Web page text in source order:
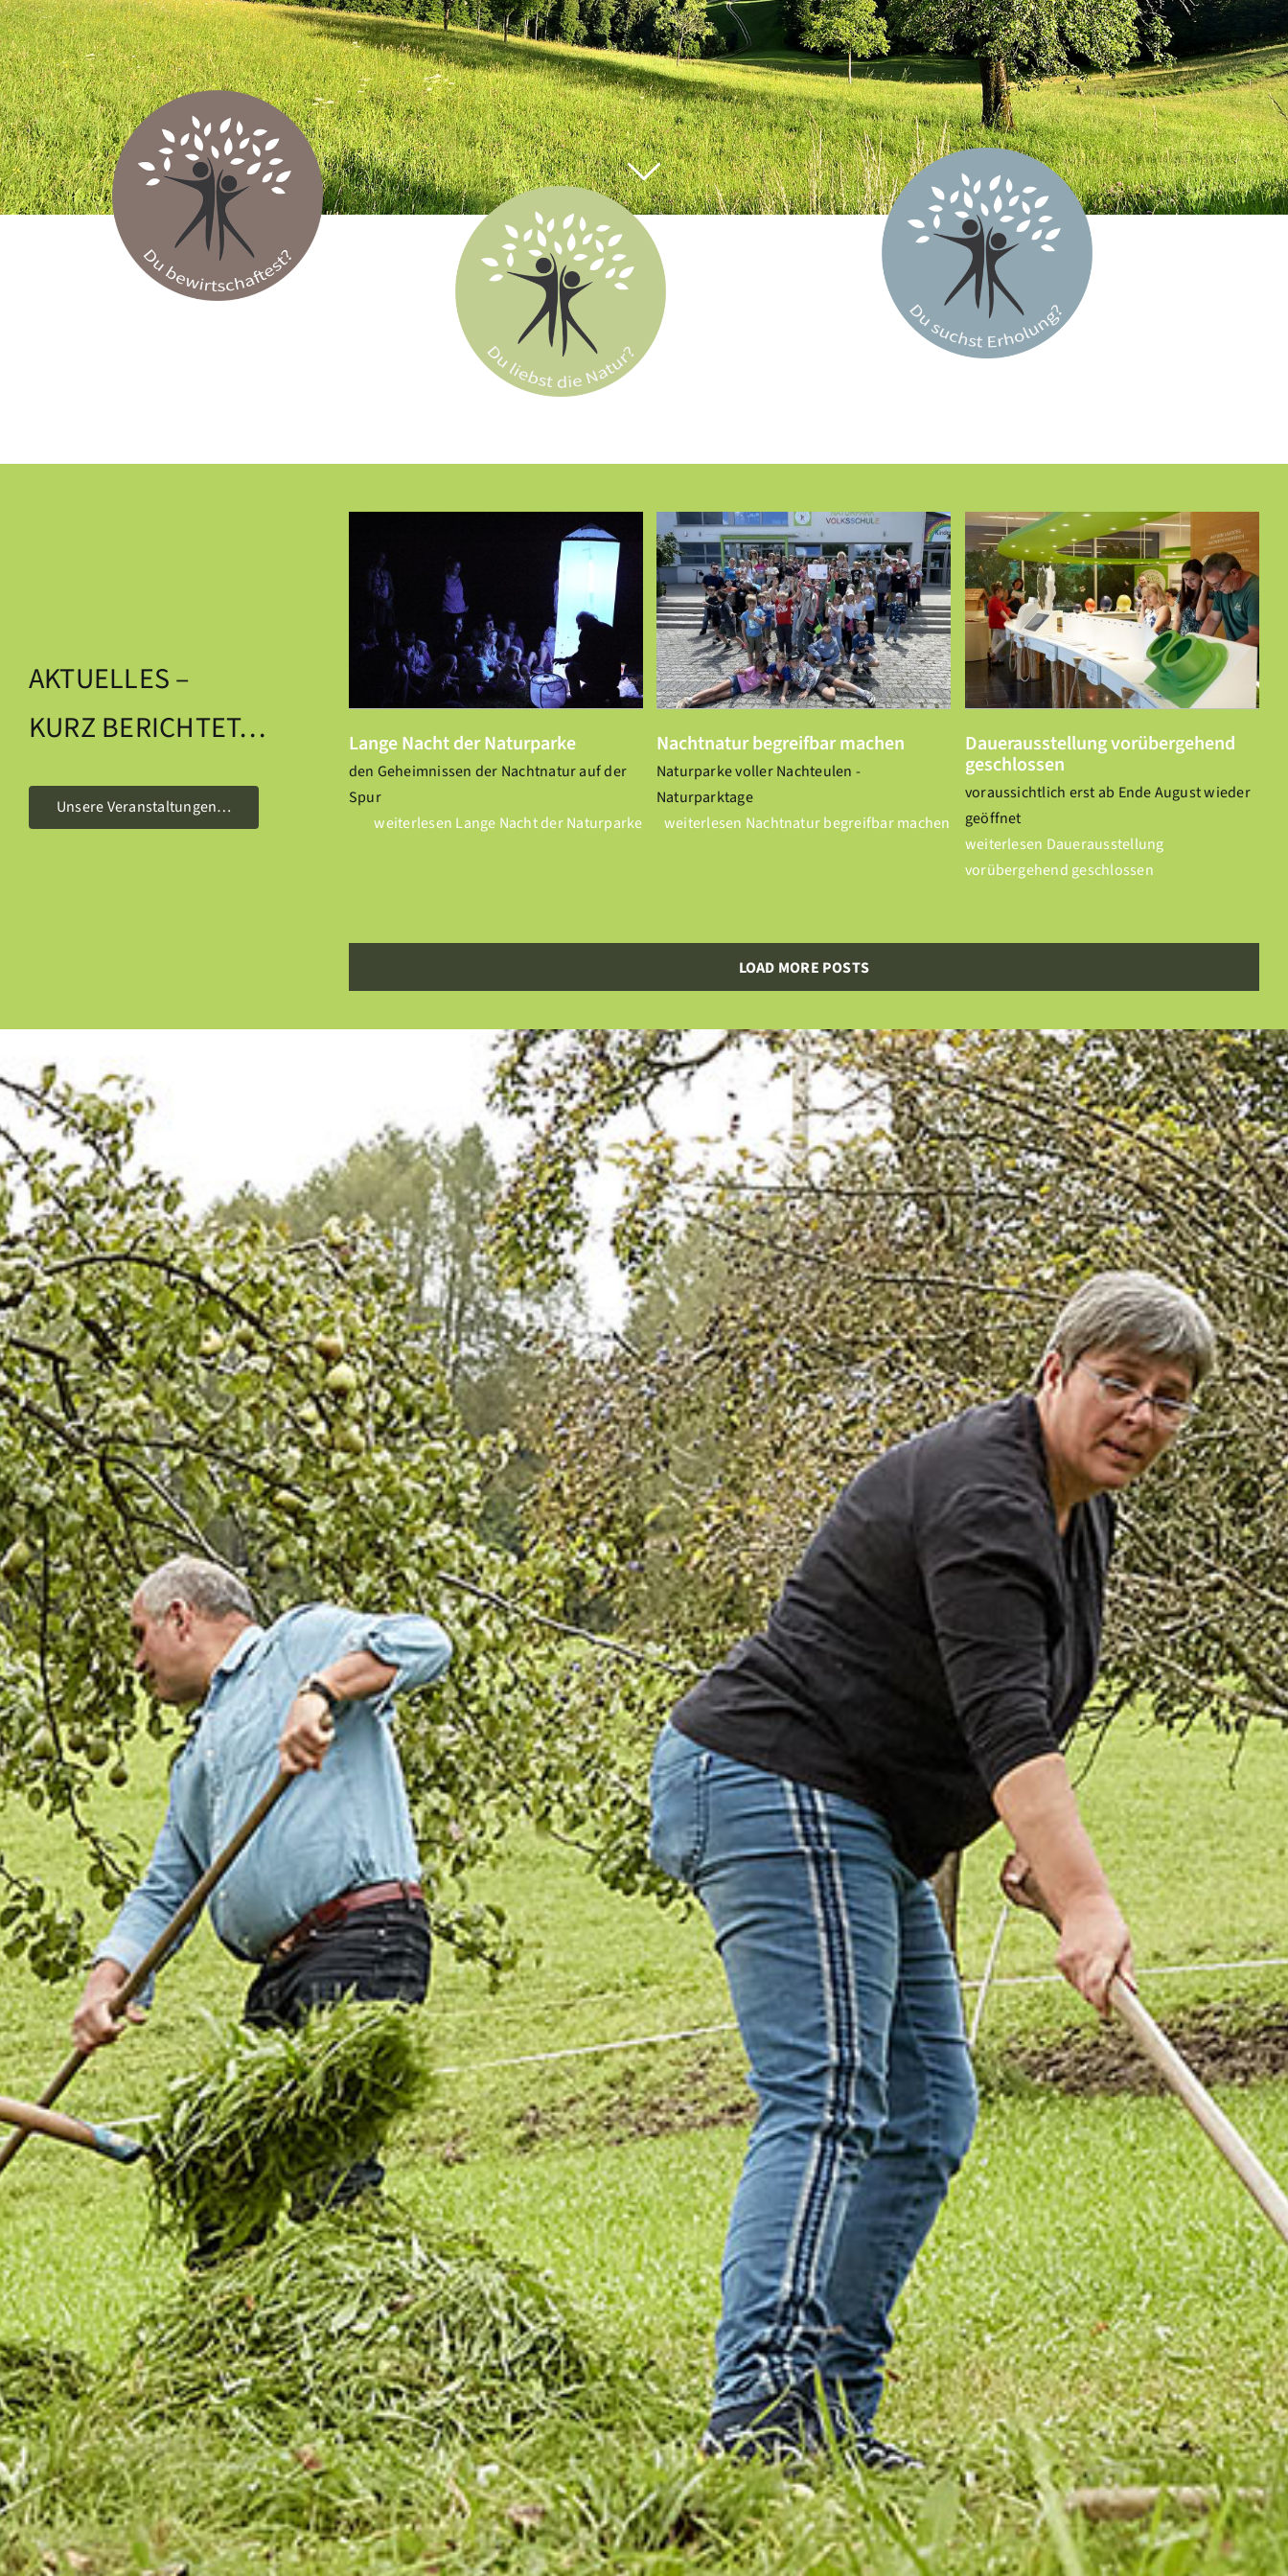
AKTUELLES –
KURZ BERICHTET…
Unsere Veranstaltungen…
Lange Nacht der Naturparke
den Geheimnissen der Nachtnatur auf der
Spur
weiterlesen Lange Nacht der Naturparke
Nachtnatur begreifbar machen
Aktuelles
Nachtnatur begreifbar machen
Naturparke voller Nachteulen -
Naturparktage
weiterlesen Nachtnatur begreifbar machen
Dauerausstellung vorübergehend
geschlossen
Aktuelles
Dauerausstellung vorübergehend
geschlossen
voraussichtlich erst ab Ende August wieder
geöffnet
weiterlesen Dauerausstellung
vorübergehend geschlossen
LOAD MORE POSTS